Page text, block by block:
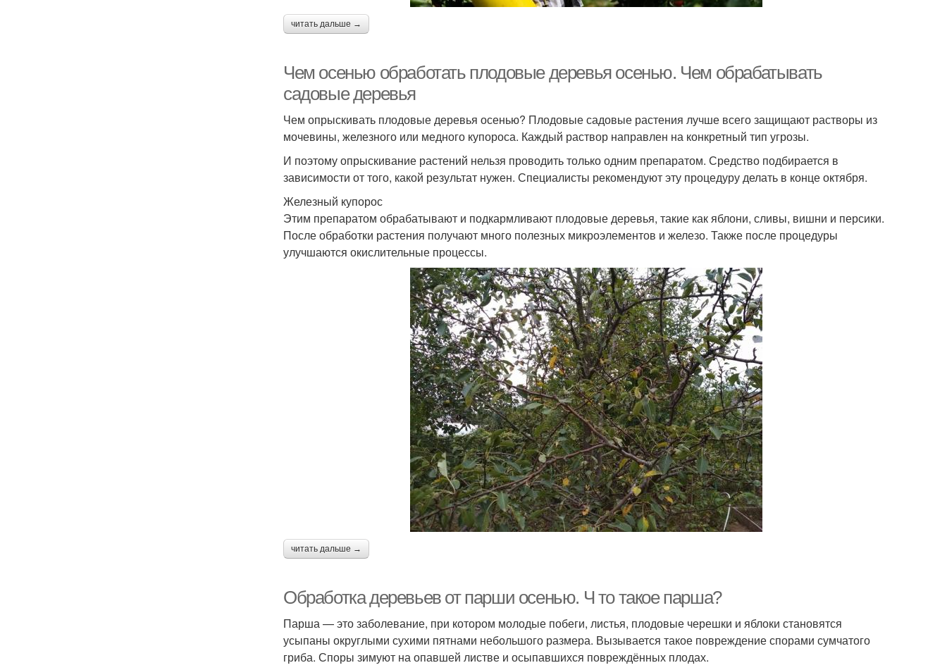
читать дальше →
Чем осенью обработать плодовые деревья осенью. Чем обрабатывать
садовые деревья
Чем опрыскивать плодовые деревья осенью? Плодовые садовые растения лучше всего защищают растворы из
мочевины, железного или медного купороса. Каждый раствор направлен на конкретный тип угрозы.
И поэтому опрыскивание растений нельзя проводить только одним препаратом. Средство подбирается в
зависимости от того, какой результат нужен. Специалисты рекомендуют эту процедуру делать в конце октября.
Железный купорос
Этим препаратом обрабатывают и подкармливают плодовые деревья, такие как яблони, сливы, вишни и персики.
После обработки растения получают много полезных микроэлементов и железо. Также после процедуры
улучшаются окислительные процессы.
читать дальше →
Обработка деревьев от парши осенью. Ч то такое парша?
Парша — это заболевание, при котором молодые побеги, листья, плодовые черешки и яблоки становятся
усыпаны округлыми сухими пятнами небольшого размера. Вызывается такое повреждение спорами сумчатого
гриба. Споры зимуют на опавшей листве и осыпавшихся повреждённых плодах.